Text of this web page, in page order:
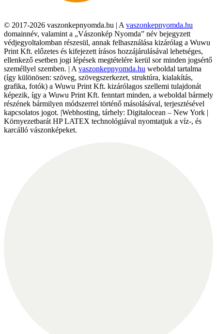
© 2017-2026 vaszonkepnyomda.hu | A vaszonkepnyomda.hu
domainnév, valamint a „Vászonkép Nyomda” név bejegyzett
védjegyoltalomban részesül, annak felhasználása kizárólag a Wuwu
Print Kft. előzetes és kifejezett írásos hozzájárulásával lehetséges,
ellenkező esetben jogi lépések megtételére kerül sor minden jogsértő
személlyel szemben. | A vaszonkepnyomda.hu weboldal tartalma
(így különösen: szöveg, szövegszerkezet, struktúra, kialakítás,
grafika, fotók) a Wuwu Print Kft. kizárólagos szellemi tulajdonát
képezik, így a Wuwu Print Kft. fenntart minden, a weboldal bármely
részének bármilyen módszerrel történő másolásával, terjesztésével
kapcsolatos jogot. |Webhosting, tárhely: Digitalocean – New York |
Környezetbarát HP LATEX technológiával nyomtatjuk a víz-, és
karcálló vászonképeket.